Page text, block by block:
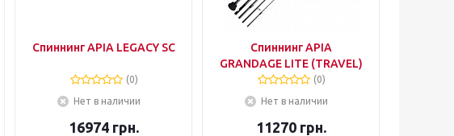
Спиннинг APIA LEGACY SC
(0)
Нет в наличии
16974 грн.
Спиннинг APIA
GRANDAGE LITE (TRAVEL)
(0)
Нет в наличии
11270 грн.